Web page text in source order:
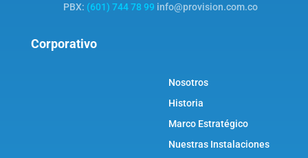
PBX: (601) 744 78 99 info@provision.com.co
Corporativo
Nosotros
Historia
Marco Estratégico
Nuestras Instalaciones